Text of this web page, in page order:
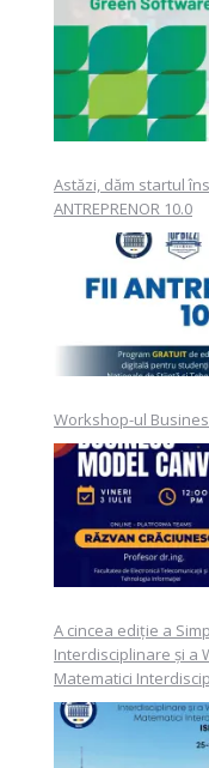
Astăzi, dăm startul
ANTREPRENOR 10.0
Workshop-ul
A cincea ediție a
Interdisciplinare și a
Matematici